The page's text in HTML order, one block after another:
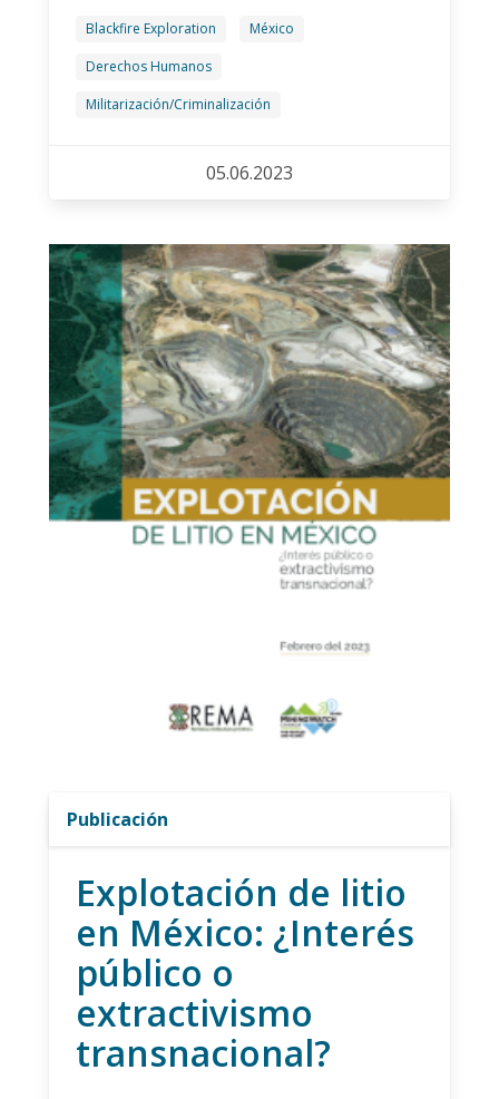
Blackfire Exploration
México
Derechos Humanos
Militarización/Criminalización
05.06.2023
Publicación
Explotación de litio
en México: ¿Interés
público o
extractivismo
transnacional?